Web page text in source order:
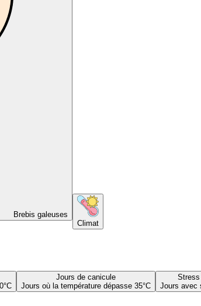
Brebis galeuses
Climat
Jours de canicule
Jours où la température dépasse 35°C
Stress
Jours avec